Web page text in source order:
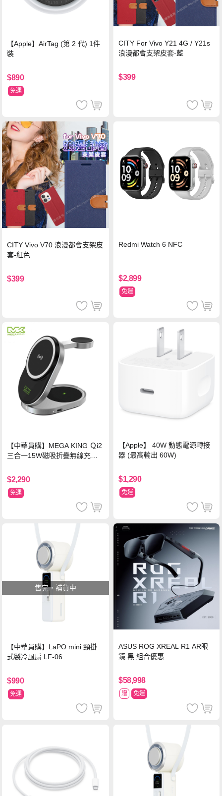
【Apple】AirTag (第 2 代) 1件
裝
$890
免運
CITY For Vivo Y21 4G / Y21s
浪漫都會支架皮套-藍
$399
CITY Vivo V70 浪漫都會支架皮
套-紅色
$399
Redmi Watch 6 NFC
$2,899
免運
【中華員購】MEGA KING Ｑi2
三合一15W磁吸折疊無線充電
$2,290
免運
【Apple】 40W 動態電源轉接
器 (最高輸出 60W)
$1,290
免運
售完，補貨中
【中華員購】LaPO mini 頸掛
式製冷風扇 LF-06
$990
免運
ASUS ROG XREAL R1 AR眼
鏡 黑 組合優惠
$58,998
贈 免運